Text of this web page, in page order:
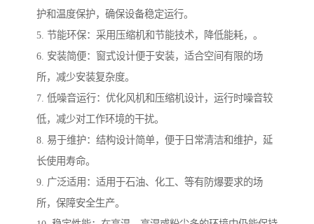
护和温度保护，确保设备稳定运行。
5. 节能环保：采用压缩机和节能技术，降低能耗，。
6. 安装简便：窗式设计便于安装，适合空间有限的场
所，减少安装复杂度。
7. 低噪音运行：优化风机和压缩机设计，运行时噪音较
低，减少对工作环境的干扰。
8. 易于维护：结构设计简单，便于日常清洁和维护，延
长使用寿命。
9. 广泛适用：适用于石油、化工、等有防爆要求的场
所，保障安全生产。